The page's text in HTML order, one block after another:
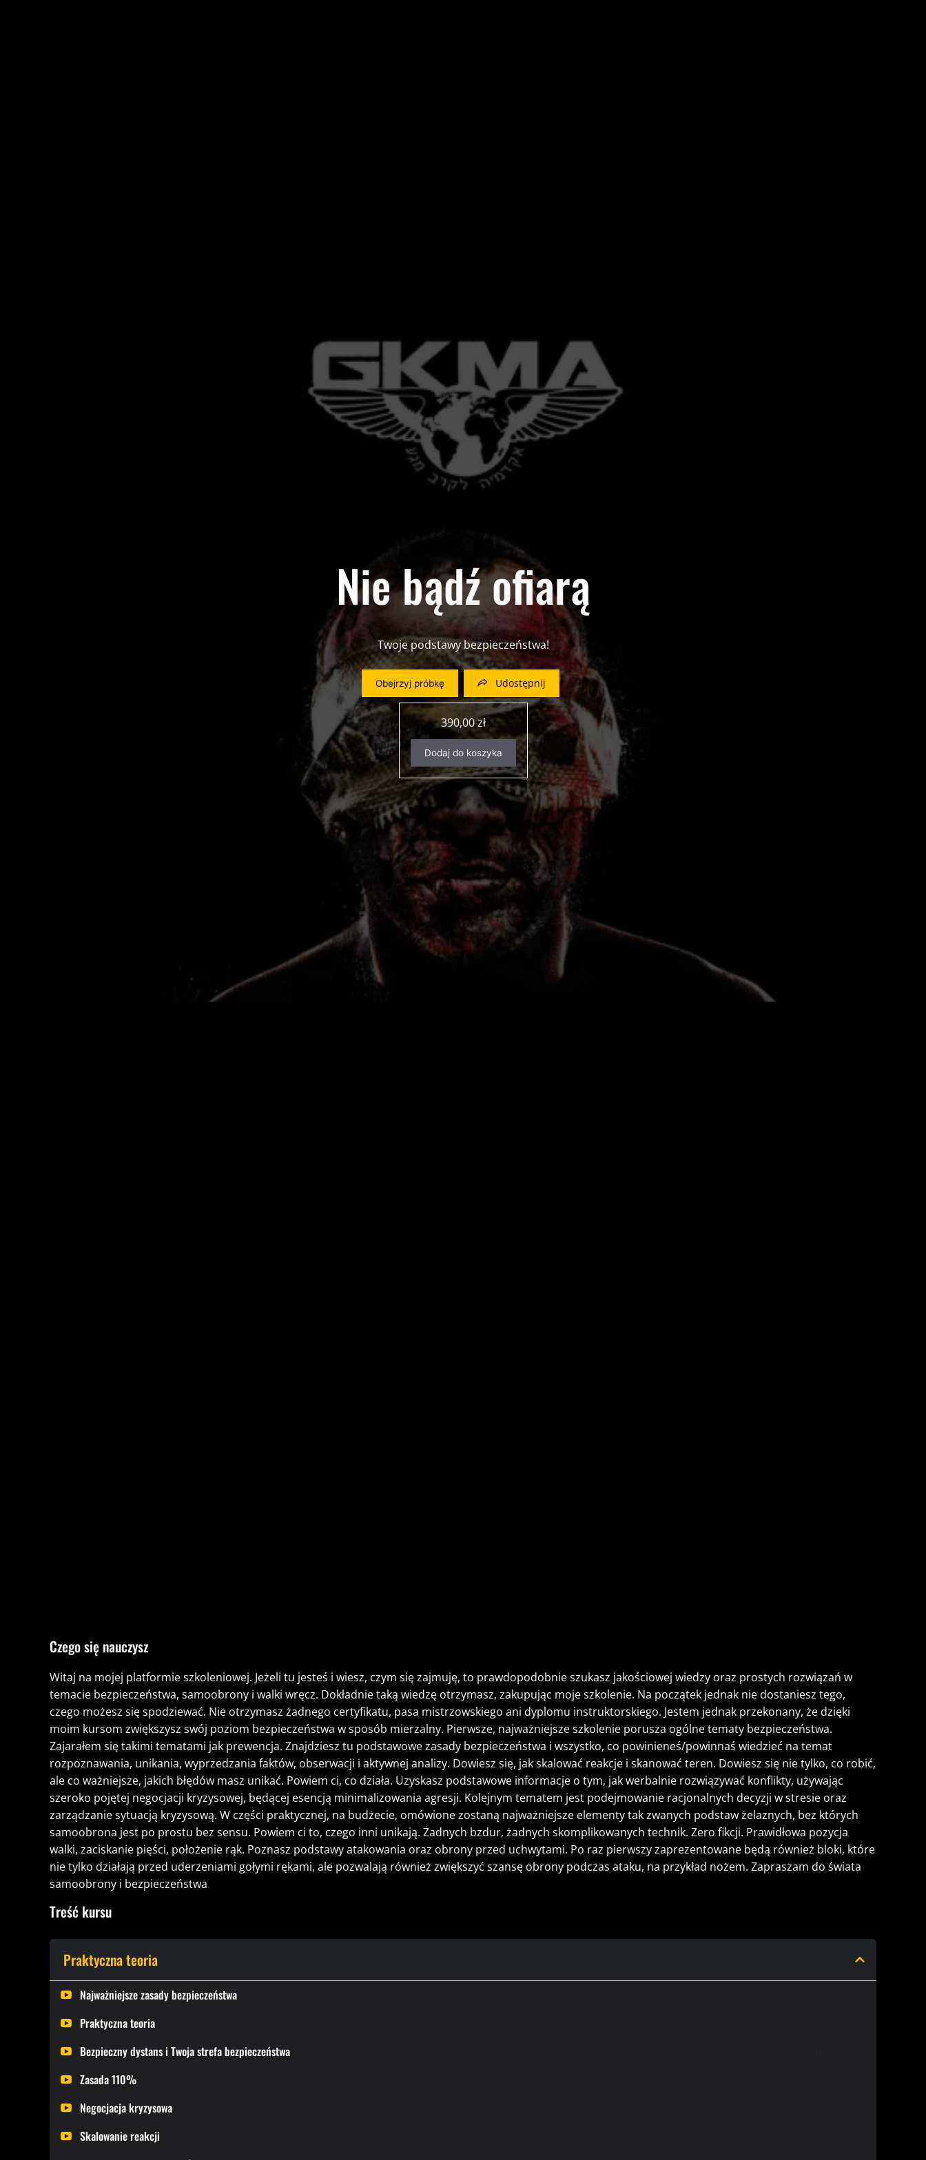
Nie bądź ofiarą
Twoje podstawy bezpieczeństwa!
Obejrzyj próbkę Udostępnij
390,00zł
Dodaj do koszyka
Czego się nauczysz
Witaj na mojej platformie szkoleniowej. Jeżeli tu jesteś i wiesz, czym się zajmuję, to prawdopodobnie szukasz jakościowej wiedzy oraz prostych rozwiązań w
temacie bezpieczeństwa, samoobrony i walki wręcz. Dokładnie taką wiedzę otrzymasz, zakupując moje szkolenie. Na początek jednak nie dostaniesz tego,
czego możesz się spodziewać. Nie otrzymasz żadnego certyfikatu, pasa mistrzowskiego ani dyplomu instruktorskiego. Jestem jednak przekonany, że dzięki
moim kursom zwiększysz swój poziom bezpieczeństwa w sposób mierzalny. Pierwsze, najważniejsze szkolenie porusza ogólne tematy bezpieczeństwa.
Zajarałem się takimi tematami jak prewencja. Znajdziesz tu podstawowe zasady bezpieczeństwa i wszystko, co powinieneś/powinnaś wiedzieć na temat
rozpoznawania, unikania, wyprzedzania faktów, obserwacji i aktywnej analizy. Dowiesz się, jak skalować reakcje i skanować teren. Dowiesz się nie tylko, co robić,
ale co ważniejsze, jakich błędów masz unikać. Powiem ci, co działa. Uzyskasz podstawowe informacje o tym, jak werbalnie rozwiązywać konflikty, używając
szeroko pojętej negocjacji kryzysowej, będącej esencją minimalizowania agresji. Kolejnym tematem jest podejmowanie racjonalnych decyzji w stresie oraz
zarządzanie sytuacją kryzysową. W części praktycznej, na budżecie, omówione zostaną najważniejsze elementy tak zwanych podstaw żelaznych, bez których
samoobrona jest po prostu bez sensu. Powiem ci to, czego inni unikają. Żadnych bzdur, żadnych skomplikowanych technik. Zero fikcji. Prawidłowa pozycja
walki, zaciskanie pięści, położenie rąk. Poznasz podstawy atakowania oraz obrony przed uchwytami. Po raz pierwszy zaprezentowane będą również bloki, które
nie tylko działają przed uderzeniami gołymi rękami, ale pozwalają również zwiększyć szansę obrony podczas ataku, na przykład nożem. Zapraszam do świata
samoobrony i bezpieczeństwa
Treść kursu
Praktyczna teoria
Najważniejsze zasady bezpieczeństwa
Praktyczna teoria
Bezpieczny dystans i Twoja strefa bezpieczeństwa
Zasada 110%
Negocjacja kryzysowa
Skalowanie reakcji